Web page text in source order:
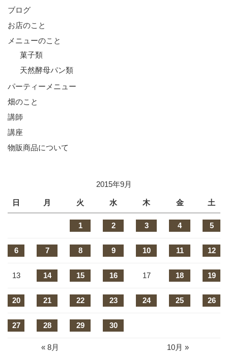
ブログ
お店のこと
メニューのこと
菓子類
天然酵母パン類
パーティーメニュー
畑のこと
講師
講座
物販商品について
2015年9月
日 月 火 水 木 金 土
1 2 3 4 5
6 7 8 9 10 11 12
13 14 15 16 17 18 19
20 21 22 23 24 25 26
27 28 29 30
« 8月 10月 »